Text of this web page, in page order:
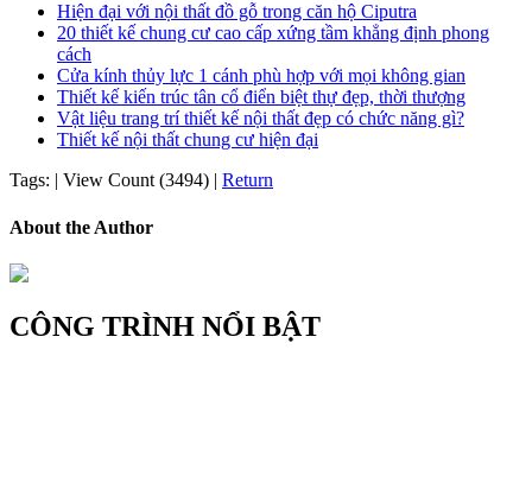
Hiện đại với nội thất đồ gỗ trong căn hộ Ciputra
20 thiết kế chung cư cao cấp xứng tầm khẳng định phong
cách
Cửa kính thủy lực 1 cánh phù hợp với mọi không gian
Thiết kế kiến trúc tân cổ điển biệt thự đẹp, thời thượng
Vật liệu trang trí thiết kế nội thất đẹp có chức năng gì?
Thiết kế nội thất chung cư hiện đại
Tags: | View Count (3494) | Return
About the Author
CÔNG TRÌNH NỔI BẬT